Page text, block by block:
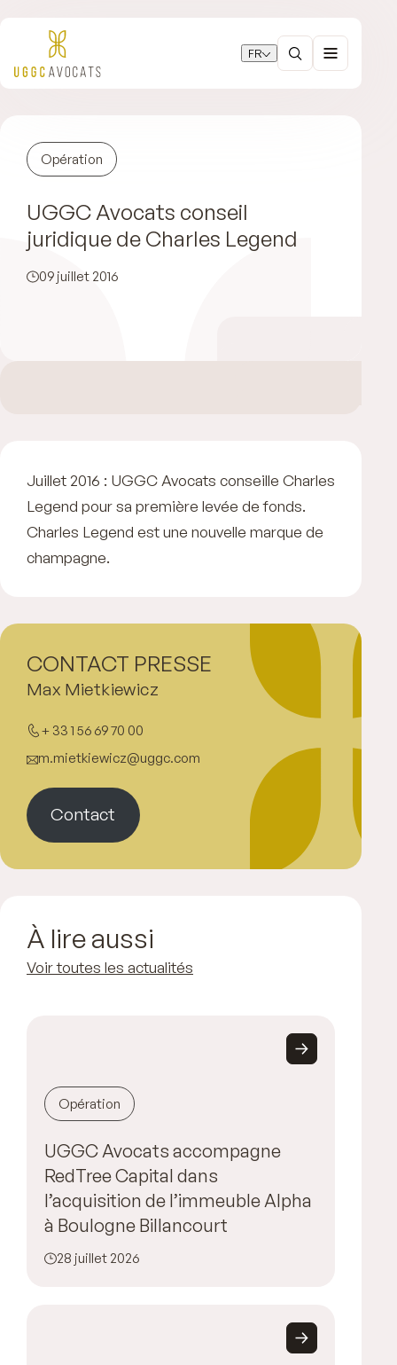
FR
Opération
UGGC Avocats conseil
juridique de Charles Legend
09 juillet 2016
Juillet 2016 : UGGC Avocats conseille Charles
Legend pour sa première levée de fonds.
Charles Legend est une nouvelle marque de
champagne.
Max Mietkiewicz
+ 33 1 56 69 70 00
m.mietkiewicz@uggc.com
Contact
CONTACT PRESSE
À lire aussi
Voir toutes les actualités
Opération
UGGC Avocats accompagne
RedTree Capital dans
l’acquisition de l’immeuble Alpha
à Boulogne Billancourt
28 juillet 2026